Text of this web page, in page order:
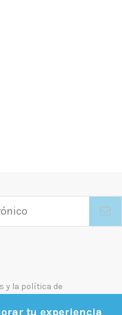
y la política de
tu experiencia